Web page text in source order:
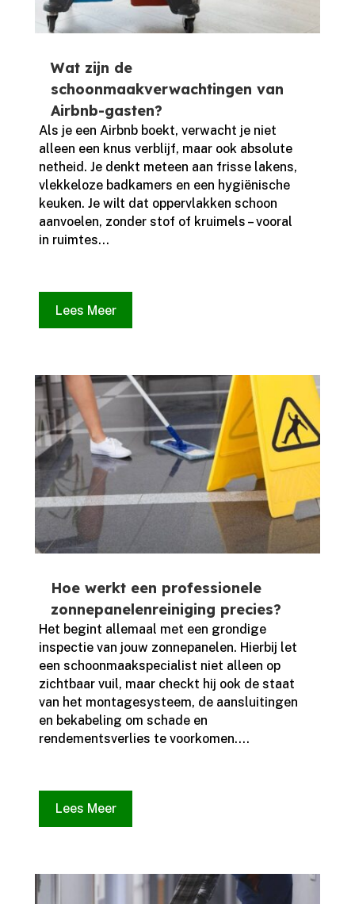
Wat zijn de
schoonmaakverwachtingen van
Airbnb-gasten?
Als je een Airbnb boekt, verwacht je niet
alleen een knus verblijf, maar ook absolute
netheid.​ Je denkt meteen aan frisse lakens,
vlekkeloze badkamers en een hygiënische
keuken.​ Je wilt dat oppervlakken schoon
aanvoelen, zonder stof of kruimels – vooral
in ruimtes...
Lees Meer
Hoe werkt een professionele
zonnepanelenreiniging precies?
Het begint allemaal met een grondige
inspectie van jouw zonnepanelen.​ Hierbij let
een schoonmaakspecialist niet alleen op
zichtbaar vuil, maar checkt hij ook de staat
van het montagesysteem, de aansluitingen
en bekabeling om schade en
rendementsverlies te voorkomen.​...
Lees Meer